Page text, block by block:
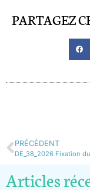
PARTAGEZ
PRÉCÉDENT
Articles